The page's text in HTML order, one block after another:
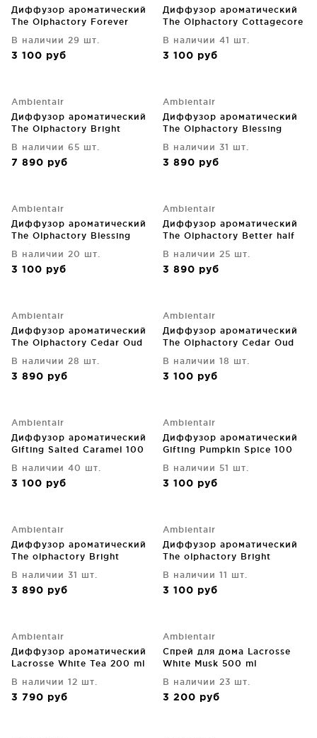
Диффузор ароматический
The Olphactory Forever
В наличии 29 шт.
3 100 руб
Диффузор ароматический
The Olphactory Cottagecore
В наличии 41 шт.
3 100 руб
Ambientair
Диффузор ароматический
The Olphactory Bright
В наличии 65 шт.
7 890 руб
Ambientair
Диффузор ароматический
The Olphactory Blessing
Dark amber 250 ml
В наличии 31 шт.
3 890 руб
Ambientair
Диффузор ароматический
The Olphactory Blessing
Dark amber 100 ml
В наличии 20 шт.
3 100 руб
Ambientair
Диффузор ароматический
The Olphactory Better half
В наличии 25 шт.
3 890 руб
Ambientair
Диффузор ароматический
The Olphactory Cedar Oud
В наличии 28 шт.
3 890 руб
Ambientair
Диффузор ароматический
The Olphactory Cedar Oud
В наличии 18 шт.
3 100 руб
Ambientair
Диффузор ароматический
Gifting Salted Caramel 100
В наличии 40 шт.
3 100 руб
Ambientair
Диффузор ароматический
Gifting Pumpkin Spice 100
В наличии 51 шт.
3 100 руб
Ambientair
Диффузор ароматический
The olphactory Bright
В наличии 31 шт.
3 890 руб
Ambientair
Диффузор ароматический
The olphactory Bright
В наличии 11 шт.
3 100 руб
Ambientair
Диффузор ароматический
Lacrosse White Tea 200 ml
В наличии 12 шт.
3 790 руб
Ambientair
Спрей для дома Lacrosse
White Musk 500 ml
В наличии 23 шт.
3 200 руб